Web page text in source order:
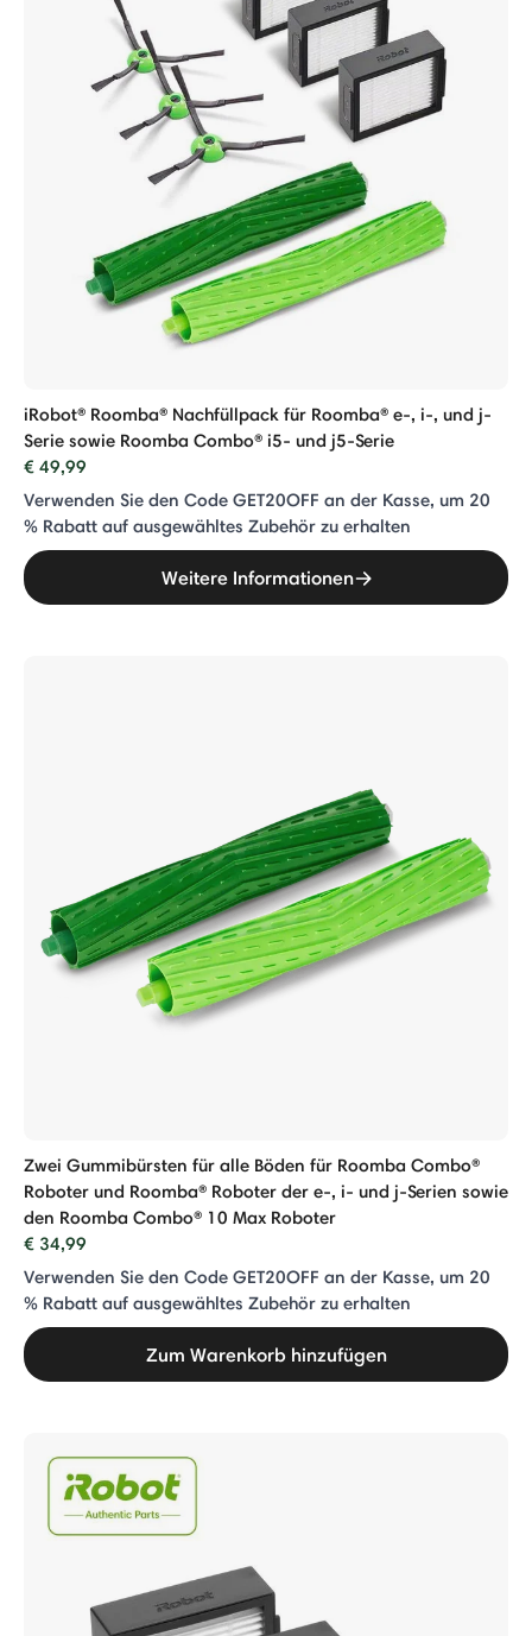
iRobot® Roomba® Nachfüllpack für Roomba® e-, i-, und j-
Serie sowie Roomba Combo® i5- und j5-Serie
€ 49,99
Verwenden Sie den Code GET20OFF an der Kasse, um 20
% Rabatt auf ausgewähltes Zubehör zu erhalten
Weitere Informationen
Zwei Gummibürsten für alle Böden für Roomba Combo®
Roboter und Roomba® Roboter der e-, i- und j-Serien sowie
den Roomba Combo® 10 Max Roboter
€ 34,99
Verwenden Sie den Code GET20OFF an der Kasse, um 20
% Rabatt auf ausgewähltes Zubehör zu erhalten
Zum Warenkorb hinzufügen